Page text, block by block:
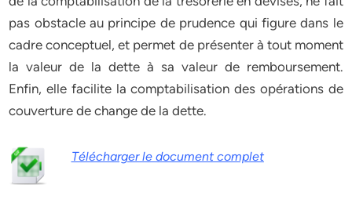
pas obstacle au principe de prudence qui figure dans le
cadre conceptuel, et permet de présenter à tout moment
la valeur de la dette à sa valeur de remboursement.
Enfin, elle facilite la comptabilisation des opérations de
couverture de change de la dette.
Télécharger le document complet